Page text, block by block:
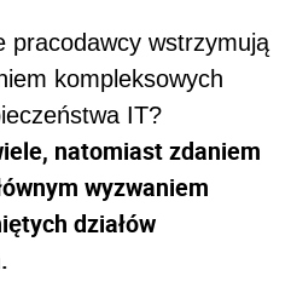
pracodawcy wstrzymują
kompleksowych
IT?
natomiast zdaniem
wyzwaniem
działów